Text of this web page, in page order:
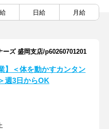
日給 月給
ズ 盛岡支店/p60260701201
】＜体を動かすカンタン
週3日からOK